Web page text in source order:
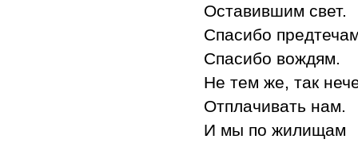
Оставившим свет.
Спасибо
Спасибо вождям.
Не тем же, так
Отплачивать нам.
И мы по жилищам